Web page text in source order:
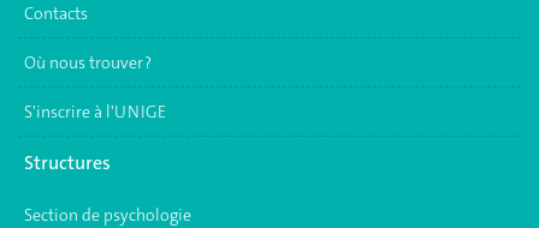
Contacts
Où nous trouver ?
S'inscrire à l'UNIGE
Structures
Section de psychologie